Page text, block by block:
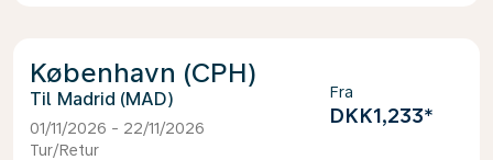
København (CPH)
Madrid (MAD)
01/11/2026 - 22/11/2026
Tur/Retur
Fra
DKK1,233*